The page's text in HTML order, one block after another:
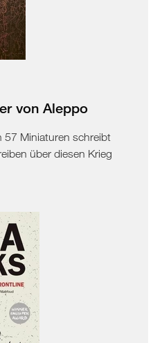
von Aleppo
57 Miniaturen schreibt
über diesen Krieg